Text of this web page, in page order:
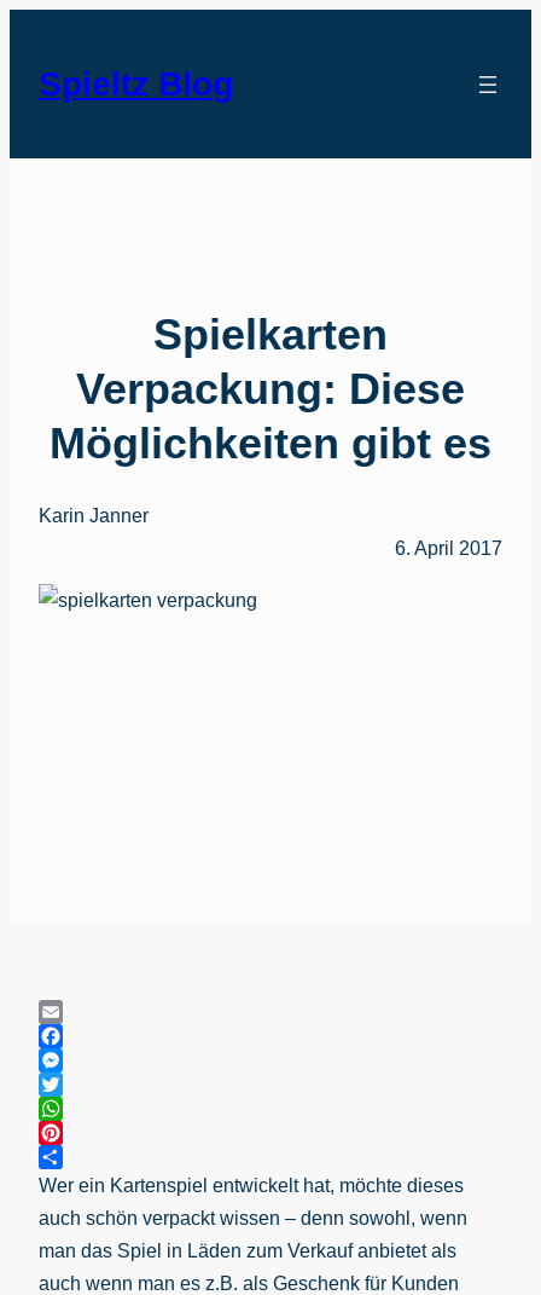
Spieltz Blog
Spielkarten
Verpackung: Diese
Möglichkeiten gibt es
Karin Janner
6. April 2017
Email
Facebook
Messenger
Twitter
WhatsApp
Pinterest
Teilen
Wer ein Kartenspiel entwickelt hat, möchte dieses
auch schön verpackt wissen – denn sowohl, wenn
man das Spiel in Läden zum Verkauf anbietet als
auch wenn man es z.B. als Geschenk für Kunden